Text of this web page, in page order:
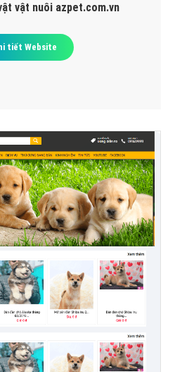
vật nuôi azpet.com.vn
tiết Website